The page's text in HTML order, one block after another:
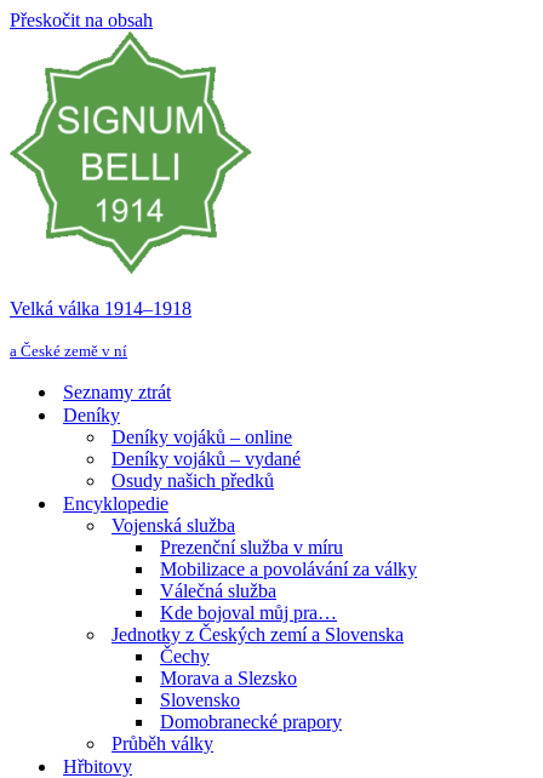
Přeskočit na obsah
Velká válka 1914–⁠⁠⁠⁠⁠⁠1918
a České země v ní
Seznamy ztrát
Deníky
Deníky vojáků – online
Deníky vojáků – vydané
Osudy našich předků
Encyklopedie
Vojenská služba
Prezenční služba v míru
Mobilizace a povolávání za války
Válečná služba
Kde bojoval můj pra…
Jednotky z Českých zemí a Slovenska
Čechy
Morava a Slezsko
Slovensko
Domobranecké prapory
Průběh války
Hřbitovy